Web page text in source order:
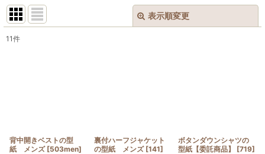
表示順変更
11件
背中開きベストの型
紙 メンズ [503men]
裏付ハーフジャケット
の型紙 メンズ [141]
ボタンダウンシャツの
型紙【委託商品】
[719]